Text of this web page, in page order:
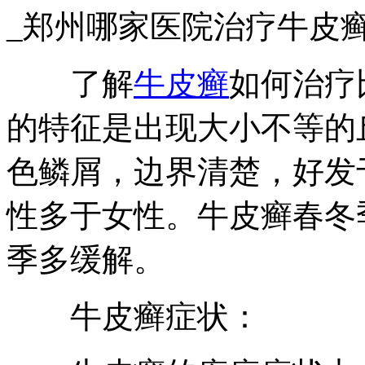
_郑州哪家医院治疗牛皮
了解牛皮癣如何治
的特征是出现大小不等
色鳞屑，边界清楚，好
性多于女性。牛皮癣春
季多缓解。
牛皮癣症状：